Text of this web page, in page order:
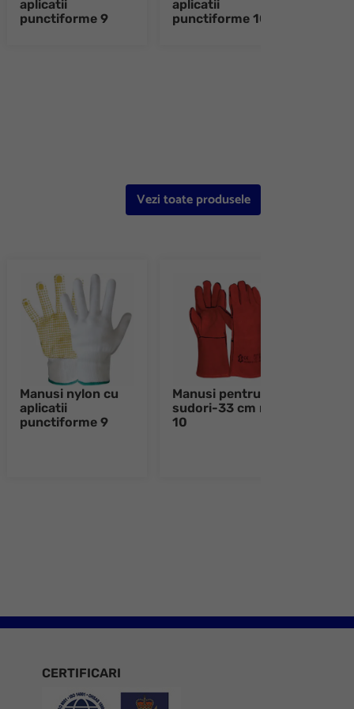
aplicatii
punctiforme 9
aplicatii
punctiforme 10
Vezi toate produsele
Manusi nylon cu
aplicatii
punctiforme 9
Manusi pentru
sudori-33 cm rosii
10
CERTIFICARI